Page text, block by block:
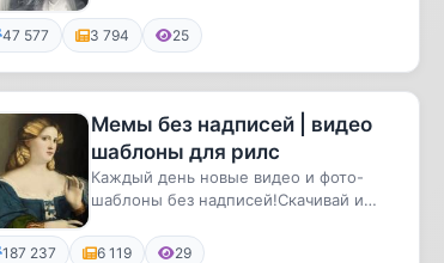
47 577 3 794 25
Мемы без надписей | видео
шаблоны для рилс
Каждый день новые видео и фото-
шаблоны без надписей!Скачивай и
187 237 6 119 29